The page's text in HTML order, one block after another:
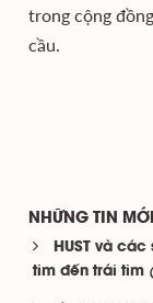
trong cộng
cầu.
NHỮNG TIN
HUST và
tim đến trái tim